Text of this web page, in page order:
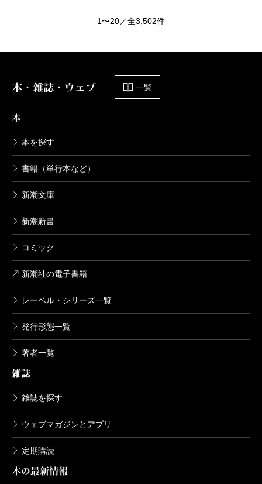
1〜20／全3,502件
本・雑誌・ウェブ 一覧
本
本を探す
書籍（単行本など）
新潮文庫
新潮新書
コミック
新潮社の電子書籍
レーベル・シリーズ一覧
発行形態一覧
著者一覧
雑誌
雑誌を探す
ウェブマガジンとアプリ
定期購読
本の最新情報